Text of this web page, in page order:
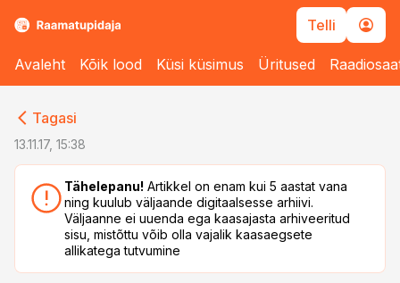
Telli
Avaleht Kõik lood Küsi küsimus Üritused
Tagasi
13.11.17, 15:38
Tähelepanu! Artikkel on enam kui 5 aastat vana
ning kuulub väljaande digitaalsesse arhiivi.
Väljaanne ei uuenda ega kaasajasta arhiveeritud
sisu, mistõttu võib olla vajalik kaasaegsete
allikatega tutvumine